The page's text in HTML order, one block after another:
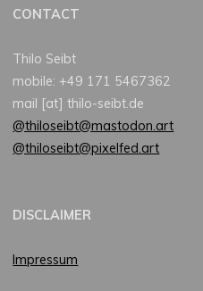
CONTACT
Thilo Seibt
mobile: +49 171 5467362
mail [at] thilo-seibt.de
@thiloseibt@mastodon.art
@thiloseibt@pixelfed.art
DISCLAIMER
Impressum